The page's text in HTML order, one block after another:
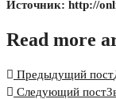
Источник: http://
Read more
Предыдущий пост
Следующий пост